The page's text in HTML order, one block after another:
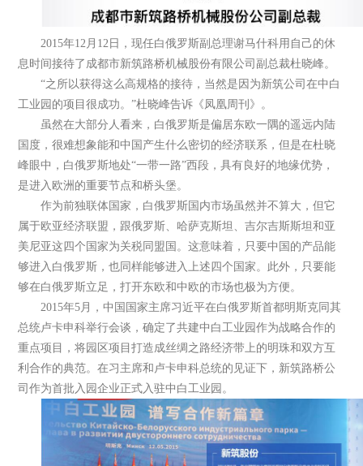
2015年12月12日，现任白俄罗斯副总理谢马什科用自己的休
息时间接待了成都市新筑路桥机械股份有限公司副总裁杜晓峰。
“之所以获得这么高规格的接待，当然是因为新筑公司在中白
工业园的项目很成功。”杜晓峰告诉《凤凰周刊》。
虽然在大部分人看来，白俄罗斯是偏居东欧一隅的遥远内陆
国度，很难想象能和中国产生什么密切的经济联系，但是在杜晓
峰眼中，白俄罗斯地处“一带一路”西段，具有良好的地缘优势，
是进入欧洲的重要节点和桥头堡。
作为前独联体国家，白俄罗斯国内市场虽然并不算大，但它
属于欧亚经济联盟，跟俄罗斯、哈萨克斯坦、吉尔吉斯斯坦和亚
美尼亚这四个国家为关税同盟国。这意味着，只要中国的产品能
够进入白俄罗斯，也同样能够进入上述四个国家。此外，只要能
够在白俄罗斯立足，打开东欧和中欧的市场也极为方便。
2015年5月，中国国家主席习近平在白俄罗斯首都明斯克同其
总统卢卡申科举行会谈，确定了共建中白工业园作为战略合作的
重点项目，将园区项目打造成丝绸之路经济带上的明珠和双方互
利合作的典范。在习主席和卢卡申科总统的见证下，新筑路桥公
司作为首批入园企业正式入驻中白工业园。